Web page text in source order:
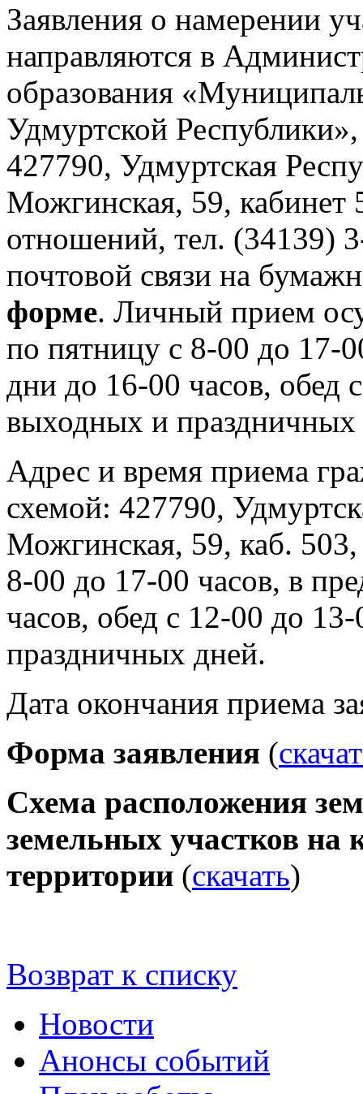
Заявления о намерении
направляются в
образования
Удмуртской
427790, Удмуртская
Можгинская, 59, кабинет
отношений, тел. (34139)
почтовой связи на
форме. Личный прием
по пятницу с 8-00 до 17-
дни до 16-00 часов, обед
выходных и праздничных
Адрес и время приема
схемой: 427790,
Можгинская, 59, каб.
8-00 до 17-00 часов, в
часов, обед с 12-00 до
праздничных дней.
Дата окончания приема
Форма заявления (
Схема расположения
земельных участков на
территории (скачать)
Возврат к списку
Новости
Анонсы событий